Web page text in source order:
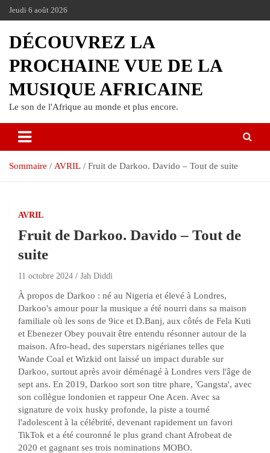
Jeudi 6 août 2026
DÉCOUVREZ LA
PROCHAINE VUE DE LA
MUSIQUE AFRICAINE
Le son de l'Afrique au monde et plus encore.
Sommaire AVRIL Fruit de Darkoo. Davido – Tout de suite
AVRIL
Fruit de Darkoo. Davido – Tout de
suite
11 octobre 2024 Jah Diddi
À propos de Darkoo : né au Nigeria et élevé à Londres,
Darkoo's amour pour la musique a été nourri dans sa maison
familiale où les sons de 9ice et D.Banj, aux côtés de Fela Kuti
et Ebenezer Obey pouvait être entendu résonner autour de la
maison. Afro-head, des superstars nigérianes telles que
Wande Coal et Wizkid ont laissé un impact durable sur
Darkoo, surtout après avoir déménagé à Londres vers l'âge de
sept ans. En 2019, Darkoo sort son titre phare, 'Gangsta', avec
son collègue londonien et rappeur One Acen. Avec sa
signature de voix husky profonde, la piste a tourné
l'adolescent à la célébrité, devenant rapidement un favori
TikTok et a été couronné le plus grand chant Afrobeat de
2020 et gagnant ses trois nominations MOBO.